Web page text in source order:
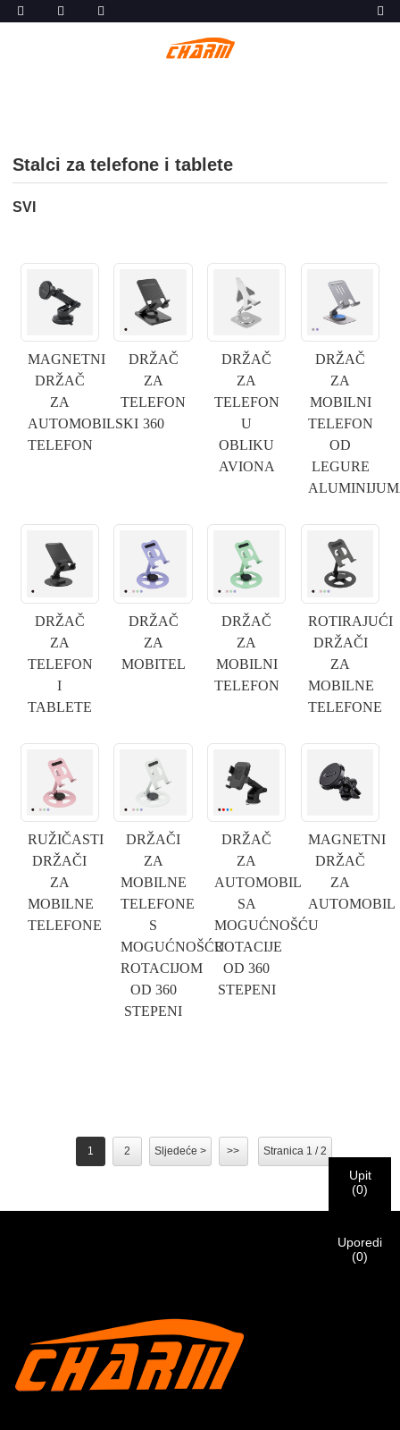
Stalci za telefone i tablete
SVI
MAGNETNI
DRŽAČ
ZA
AUTOMOBILSKI
TELEFON
DRŽAČ
ZA
TELEFON
360
DRŽAČ
ZA
TELEFON
U
OBLIKU
AVIONA
DRŽAČ
ZA
MOBILNI
TELEFON
OD
LEGURE
DRŽAČ
ZA
TELEFON
I
TABLETE
DRŽAČ
ZA
MOBITEL
DRŽAČ
ZA
MOBILNI
TELEFON
ROTIRAJUĆI
DRŽAČI
ZA
MOBILNE
TELEFONE
RUŽIČASTI
DRŽAČI
ZA
MOBILNE
TELEFONE
DRŽAČI
ZA
MOBILNE
TELEFONE
S
MOGUĆNOŠĆU
ROTACIJOM
OD 360
STEPENI
DRŽAČ
ZA
AUTOMOBIL
SA
MOGUĆNOŠĆU
ROTACIJE
OD 360
STEPENI
MAGNETNI
DRŽAČ
ZA
AUTOMOBIL
1 2 Sljedeće > >> Stranica 1 / 2
IZABERITE SVOJ IDENTITET
Novi posjetilac
PODNESITE ZAHTJEV
vaše poslano
identifikacija je potvrđena, dobit ćete obavještenje putem e-
Upit
(0)
Uporedi
(0)